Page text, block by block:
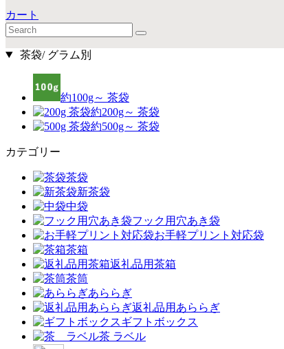
カート
茶袋/ グラム別
約100g～ 茶袋
約200g～ 茶袋
約500g～ 茶袋
カテゴリー
茶袋
新茶袋
中袋
フック用穴あき袋
お手軽プリント対応袋
茶箱
返礼品用茶箱
茶筒
あららぎ
返礼品用あららぎ
ギフトボックス
茶 ラベル